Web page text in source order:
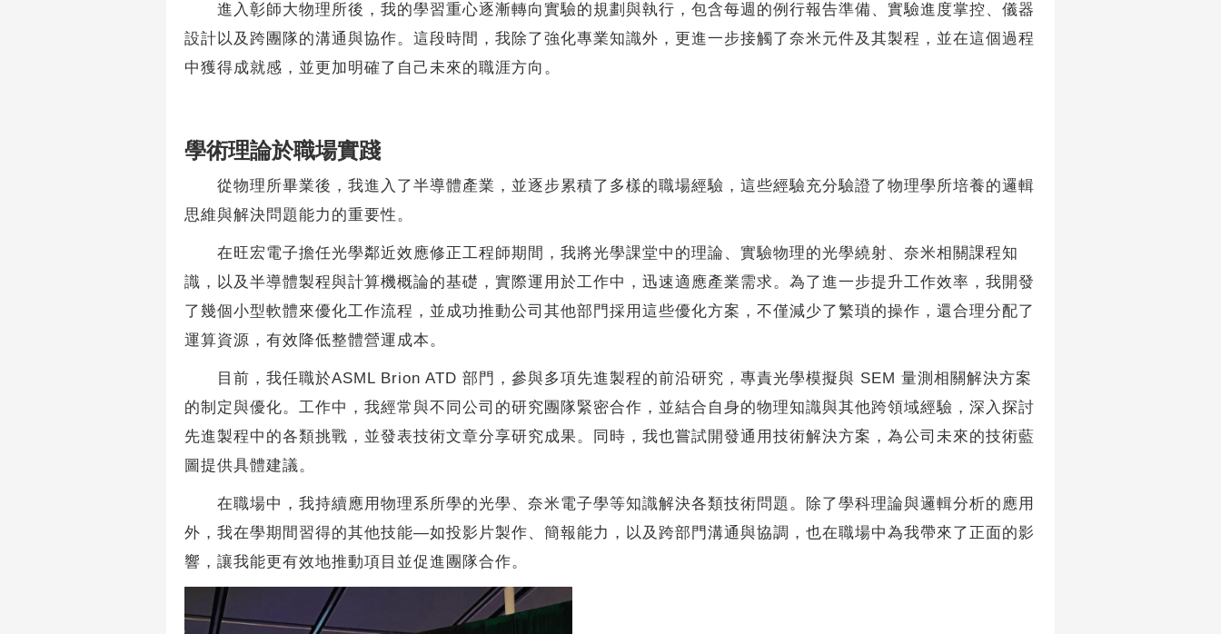
進入彰師大物理所後，我的學習重心逐漸轉向實驗的規劃與執行，包含每週的例行報告準備、實驗進度掌控、儀器
設計以及跨團隊的溝通與協作。這段時間，我除了強化專業知識外，更進一步接觸了奈米元件及其製程，並在這個過程
中獲得成就感，並更加明確了自己未來的職涯方向。
學術理論於職場實踐
從物理所畢業後，我進入了半導體產業，並逐步累積了多樣的職場經驗，這些經驗充分驗證了物理學所培養的邏輯
思維與解決問題能力的重要性。
在旺宏電子擔任光學鄰近效應修正工程師期間，我將光學課堂中的理論、實驗物理的光學繞射、奈米相關課程知
識，以及半導體製程與計算機概論的基礎，實際運用於工作中，迅速適應產業需求。為了進一步提升工作效率，我開發
了幾個小型軟體來優化工作流程，並成功推動公司其他部門採用這些優化方案，不僅減少了繁瑣的操作，還合理分配了
運算資源，有效降低整體營運成本。
目前，我任職於ASML Brion ATD 部門，參與多項先進製程的前沿研究，專責光學模擬與 SEM 量測相關解決方案
的制定與優化。工作中，我經常與不同公司的研究團隊緊密合作，並結合自身的物理知識與其他跨領域經驗，深入探討
先進製程中的各類挑戰，並發表技術文章分享研究成果。同時，我也嘗試開發通用技術解決方案，為公司未來的技術藍
圖提供具體建議。
在職場中，我持續應用物理系所學的光學、奈米電子學等知識解決各類技術問題。除了學科理論與邏輯分析的應用
外，我在學期間習得的其他技能—如投影片製作、簡報能力，以及跨部門溝通與協調，也在職場中為我帶來了正面的影
響，讓我能更有效地推動項目並促進團隊合作。